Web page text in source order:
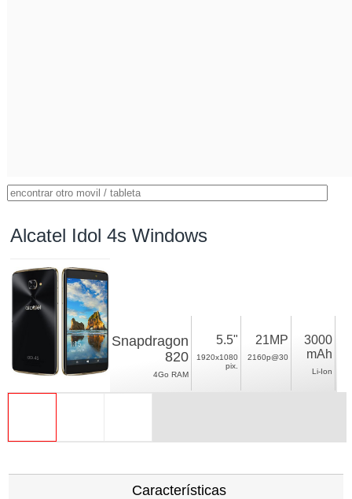
Alcatel Idol 4s Windows
Snapdragon
820
4Go RAM
5.5"
1920x1080
pix.
21MP
2160p@30
3000
mAh
Li-Ion
Características